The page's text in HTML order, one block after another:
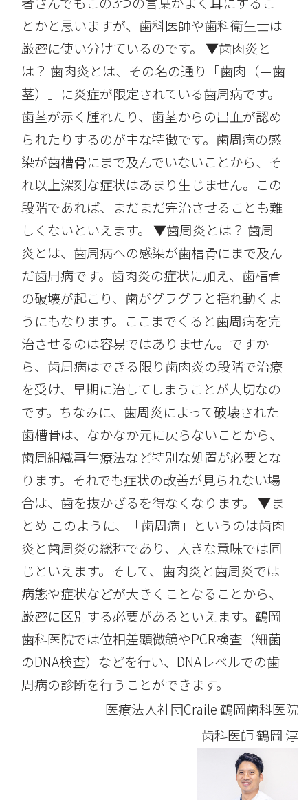
とかと思いますが、歯科医師や歯科衛生士は
厳密に使い分けているのです。 ▼歯肉炎と
は？ 歯肉炎とは、その名の通り「歯肉（＝歯
茎）」に炎症が限定されている歯周病です。
歯茎が赤く腫れたり、歯茎からの出血が認め
られたりするのが主な特徴です。歯周病の感
染が歯槽骨にまで及んでいないことから、そ
れ以上深刻な症状はあまり生じません。この
段階であれば、まだまだ完治させることも難
しくないといえます。 ▼歯周炎とは？ 歯周
炎とは、歯周病への感染が歯槽骨にまで及ん
だ歯周病です。歯肉炎の症状に加え、歯槽骨
の破壊が起こり、歯がグラグラと揺れ動くよ
うにもなります。ここまでくると歯周病を完
治させるのは容易ではありません。ですか
ら、歯周病はできる限り歯肉炎の段階で治療
を受け、早期に治してしまうことが大切なの
です。ちなみに、歯周炎によって破壊された
歯槽骨は、なかなか元に戻らないことから、
歯周組織再生療法など特別な処置が必要とな
ります。それでも症状の改善が見られない場
合は、歯を抜かざるを得なくなります。 ▼ま
とめ このように、「歯周病」というのは歯肉
炎と歯周炎の総称であり、大きな意味では同
じといえます。そして、歯肉炎と歯周炎では
病態や症状などが大きくことなることから、
厳密に区別する必要があるといえます。鶴岡
歯科医院では位相差顕微鏡やPCR検査（細菌
のDNA検査）などを行い、DNAレベルでの歯
周病の診断を行うことができます。
医療法人社団Craile 鶴岡歯科医院
歯科医師鶴岡 淳